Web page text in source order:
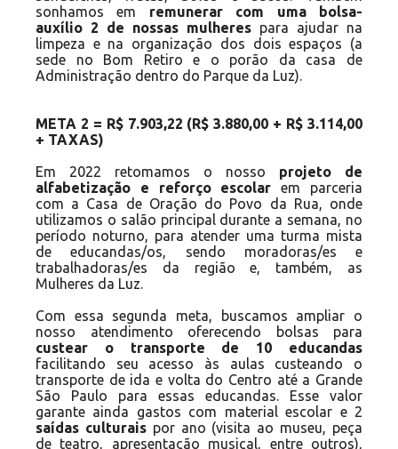
sonhamos em remunerar com uma bolsa-
auxílio 2 de nossas mulheres para ajudar na
limpeza e na organização dos dois espaços (a
sede no Bom Retiro e o porão da casa de
Administração dentro do Parque da Luz).
META 2 = R$ 7.903,22 (R$ 3.880,00 + R$ 3.114,00
+ TAXAS)
Em 2022 retomamos o nosso projeto de
alfabetização e reforço escolar em parceria
com a Casa de Oração do Povo da Rua, onde
utilizamos o salão principal durante a semana, no
período noturno, para atender uma turma mista
de educandas/os, sendo moradoras/es e
trabalhadoras/es da região e, também, as
Mulheres da Luz.
Com essa segunda meta, buscamos ampliar o
nosso atendimento oferecendo bolsas para
custear o transporte de 10 educandas
facilitando seu acesso às aulas custeando o
transporte de ida e volta do Centro até a Grande
São Paulo para essas educandas. Esse valor
garante ainda gastos com material escolar e 2
saídas culturaispor ano (visita ao museu, peça
de teatro, apresentação musical, entre outros),